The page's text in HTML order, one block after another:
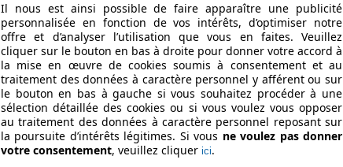
Il nous est ainsi possible de faire apparaître une publicité
personnalisée en fonction de vos intérêts, d’optimiser notre
offre et d’analyser l’utilisation que vous en faites. Veuillez
cliquer sur le bouton en bas à droite pour donner votre accord à
la mise en œuvre de cookies soumis à consentement et au
traitement des données à caractère personnel y afférent ou sur
le bouton en bas à gauche si vous souhaitez procéder à une
sélection détaillée des cookies ou si vous voulez vous opposer
au traitement des données à caractère personnel reposant sur
la poursuite d’intérêts légitimes. Si vous ne voulez pas donner
votre consentement, veuillez cliquer ici.